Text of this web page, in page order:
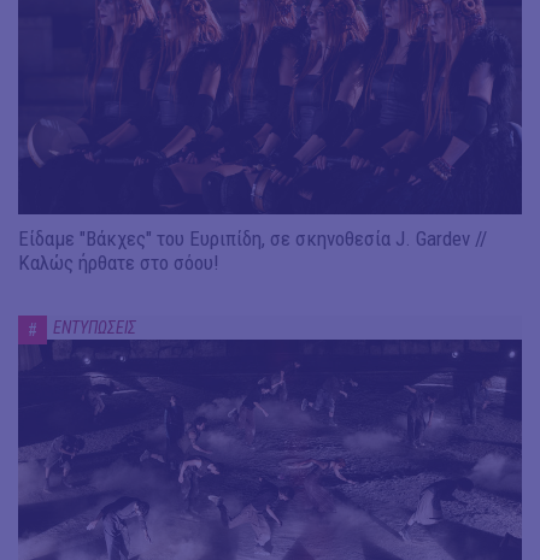
Είδαμε "Βάκχες" του Ευριπίδη, σε σκηνοθεσία J. Gardev //
Καλώς ήρθατε στο σόου!
# ΕΝΤΥΠΩΣΕΙΣ